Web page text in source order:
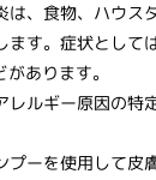
は、食物、ハウス
す。症状として
あります。
レルギー原因の特
プーを使用して皮